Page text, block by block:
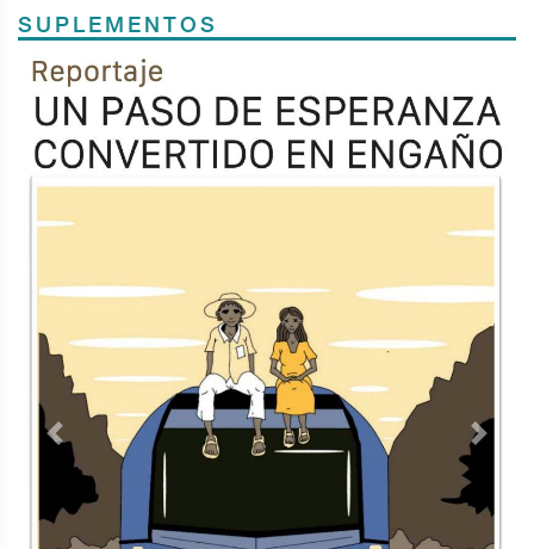
SUPLEMENTOS
Previous
TODOS LOS SUPLEMENTOS
Contacto Directorio Aviso de privacidad